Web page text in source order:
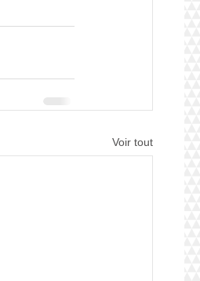
Voir tout